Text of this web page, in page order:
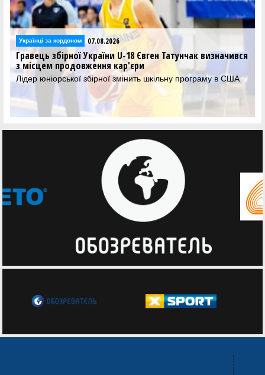
в США
Українці за кордоном 25.07.2026
Дмитро Скапінцев продовжить кар'єру в
Іспанії
Новачок Ліги Ендеса оголосив про підписання